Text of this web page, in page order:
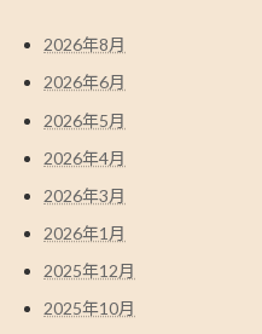
2026年8月
2026年6月
2026年5月
2026年4月
2026年3月
2026年1月
2025年12月
2025年10月